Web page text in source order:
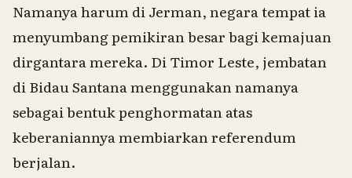
Namanya harum di Jerman, negara tempat ia
menyumbang pemikiran besar bagi kemajuan
dirgantara mereka. Di Timor Leste, jembatan
di Bidau Santana menggunakan namanya
sebagai bentuk penghormatan atas
keberaniannya membiarkan referendum
berjalan.